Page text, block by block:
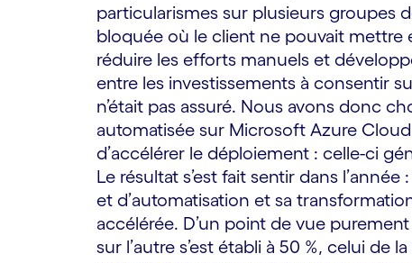
particularismes sur plusieurs groupes
bloquée où le client ne pouvait mettre
réduire les efforts manuels et
entre les investissements à consentir
n’était pas assuré. Nous avons donc
automatisée sur Microsoft Azure
d’accélérer le déploiement : celle-ci
Le résultat s’est fait sentir dans
et d’automatisation et sa
accélérée. D’un point de vue
sur l’autre s’est établi à 50 %, celui de